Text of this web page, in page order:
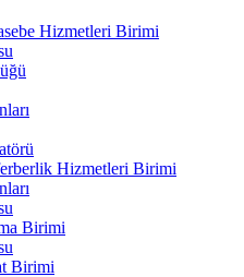
Hizmetleri Birimi
Hizmetleri Birimi
Birimi
Birimi